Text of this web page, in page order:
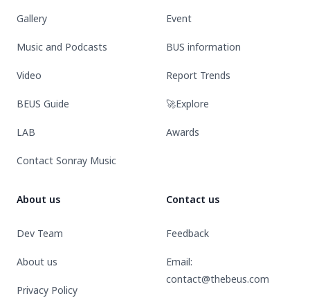
Gallery
Music and Podcasts
Video
BEUS Guide
LAB
Contact Sonray Music
Event
BUS information
Report Trends
🚀Explore
Awards
About us
Dev Team
About us
Privacy Policy
Contact us
Feedback
Email:
contact@thebeus.com